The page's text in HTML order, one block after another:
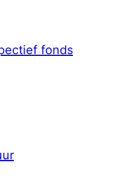
fonds